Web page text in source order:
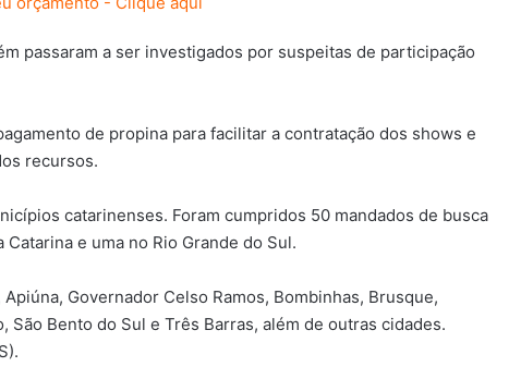
passaram a ser investigados por suspeitas de participação
de propina para facilitar a contratação dos shows e
recursos.
catarinenses. Foram cumpridos 50 mandados de busca
e uma no Rio Grande do Sul.
Governador Celso Ramos, Bombinhas, Brusque,
São Bento do Sul e Três Barras, além de outras cidades.